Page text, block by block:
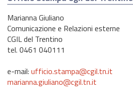
Marianna Giuliano
Comunicazione e Relazioni esterne
CGIL del Trentino
tel. 0461 040111
e-mail: ufficio.stampa@cgil.tn.it
marianna.giuliano@cgil.tn.it